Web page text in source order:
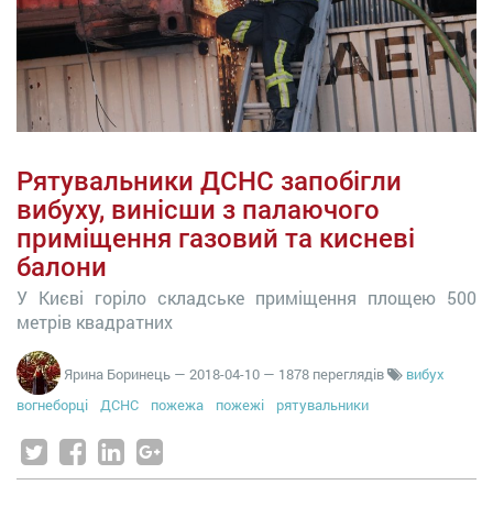
Рятувальники ДСНС запобігли
вибуху, винісши з палаючого
приміщення газовий та кисневі
балони
У Києві горіло складське приміщення площею 500
метрів квадратних
Ярина Боринець — 2018-04-10 — 1878 переглядів
вибух
вогнеборці
ДСНС пожежа пожежі рятувальники